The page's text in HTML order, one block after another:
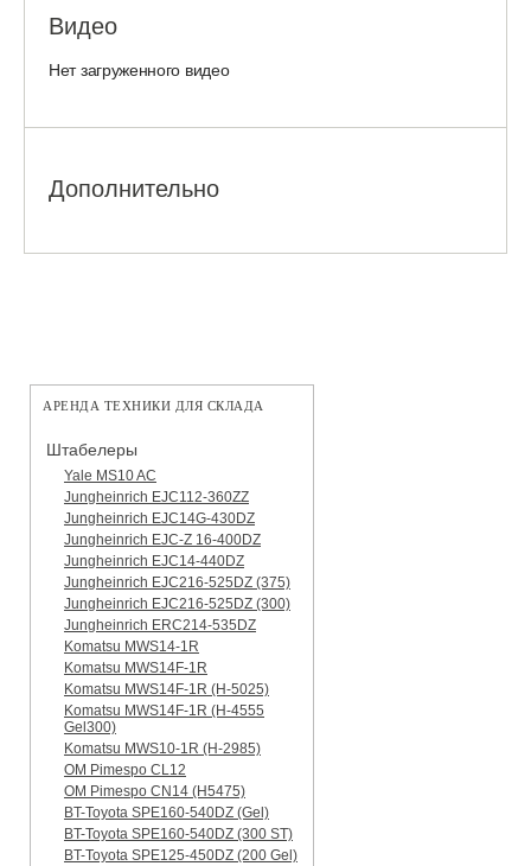
Видео
Нет загруженного видео
Дополнительно
АРЕНДА ТЕХНИКИ ДЛЯ СКЛАДА
Штабелеры
Yale MS10 AC
Jungheinrich EJC112-360ZZ
Jungheinrich EJC14G-430DZ
Jungheinrich EJC-Z 16-400DZ
Jungheinrich EJC14-440DZ
Jungheinrich EJC216-525DZ (375)
Jungheinrich EJC216-525DZ (300)
Jungheinrich ERC214-535DZ
Komatsu MWS14-1R
Komatsu MWS14F-1R
Komatsu MWS14F-1R (H-5025)
Komatsu MWS14F-1R (H-4555
Gel300)
Komatsu MWS10-1R (Н-2985)
OM Pimespo CL12
OM Pimespo CN14 (Н5475)
BT-Toyota SPE160-540DZ (Gel)
BT-Toyota SPE160-540DZ (300 ST)
BT-Toyota SPE125-450DZ (200 Gel)